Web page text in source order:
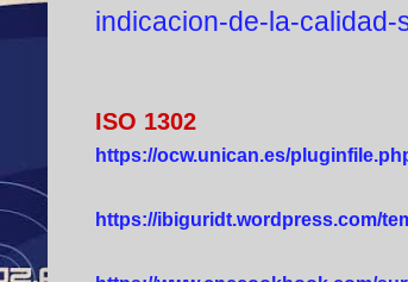
indicacion-de-la-calidad-
ISO 1302
https://ocw.unican.es/
https://ibiguridt.wordpress.com/